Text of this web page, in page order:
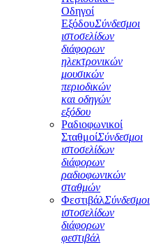
Οδηγοί
ΕξόδουΣύνδεσμοι
ιστοσελίδων
διάφορων
ηλεκτρονικών
μουσικών
περιοδικών
και οδηγών
εξόδου
Ραδιοφωνικοί
ΣταθμοίΣύνδεσμοι
ιστοσελίδων
διάφορων
ραδιοφωνικών
σταθμών
ΦεστιβάλΣύνδεσμοι
ιστοσελίδων
διάφορων
φεστιβάλ